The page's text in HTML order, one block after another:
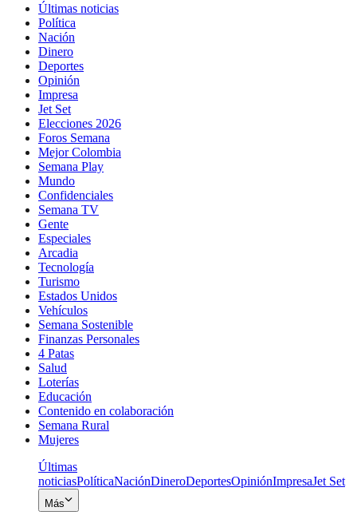
Últimas noticias
Política
Nación
Dinero
Deportes
Opinión
Impresa
Jet Set
Elecciones 2026
Foros Semana
Mejor Colombia
Semana Play
Mundo
Confidenciales
Semana TV
Gente
Especiales
Arcadia
Tecnología
Turismo
Estados Unidos
Vehículos
Semana Sostenible
Finanzas Personales
4 Patas
Salud
Loterías
Educación
Contenido en colaboración
Semana Rural
Mujeres
Últimas
noticiasPolíticaNaciónDineroDeportesOpiniónImpresaJet Set
Más